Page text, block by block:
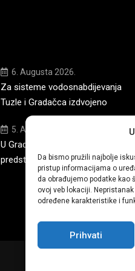
Da bismo pružili najbolje
pristup informacijama o
da obrađujemo podatke kao
ovoj veb lokaciji.
određene karakteristike i
Prihvati
6. Augusta 2026.
Za sisteme vodosnabdijevanja
Tuzle i Gradačca izdvojeno
5. Augusta 2026.
U Gradskoj upravi Tuzle
predstavljena nova digitalna